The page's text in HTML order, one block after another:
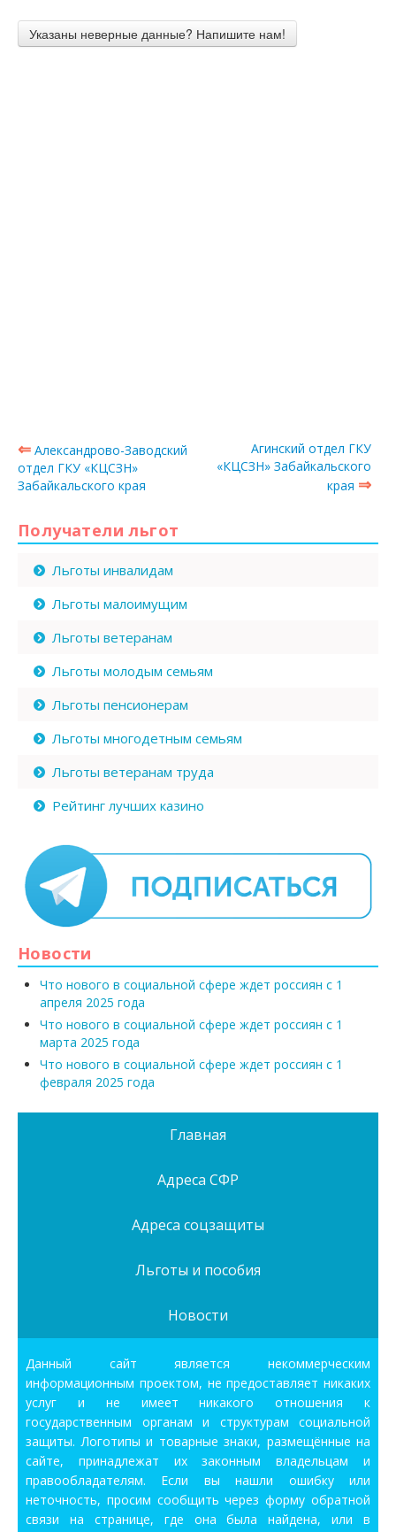
⇐ Александрово-Заводский
отдел ГКУ «КЦСЗН»
Забайкальского края
Агинский отдел ГКУ
«КЦСЗН» Забайкальского
края ⇒
Получатели льгот
Льготы инвалидам
Льготы малоимущим
Льготы ветеранам
Льготы молодым семьям
Льготы пенсионерам
Льготы многодетным семьям
Льготы ветеранам труда
Рейтинг лучших казино
Новости
Что нового в социальной сфере ждет россиян с 1
апреля 2025 года
Что нового в социальной сфере ждет россиян с 1
марта 2025 года
Что нового в социальной сфере ждет россиян с 1
февраля 2025 года
Главная
Адреса СФР
Адреса соцзащиты
Льготы и пособия
Новости
Данный сайт является некоммерческим
информационным проектом, не предоставляет никаких
услуг и не имеет никакого отношения к
государственным органам и структурам социальной
защиты. Логотипы и товарные знаки, размещённые на
сайте, принадлежат их законным владельцам и
правообладателям. Если вы нашли ошибку или
неточность, просим сообщить через форму обратной
связи на странице, где она была найдена, или в